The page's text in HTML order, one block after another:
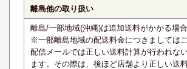
離島他の取り扱い
離島/一部地域(沖縄)は追加送料がかかる場合
※一部離島地域の配送料金につきましては
配信メールでは正しい送料計算が行われな
ます。その際は、後ほど店舗より正しい送